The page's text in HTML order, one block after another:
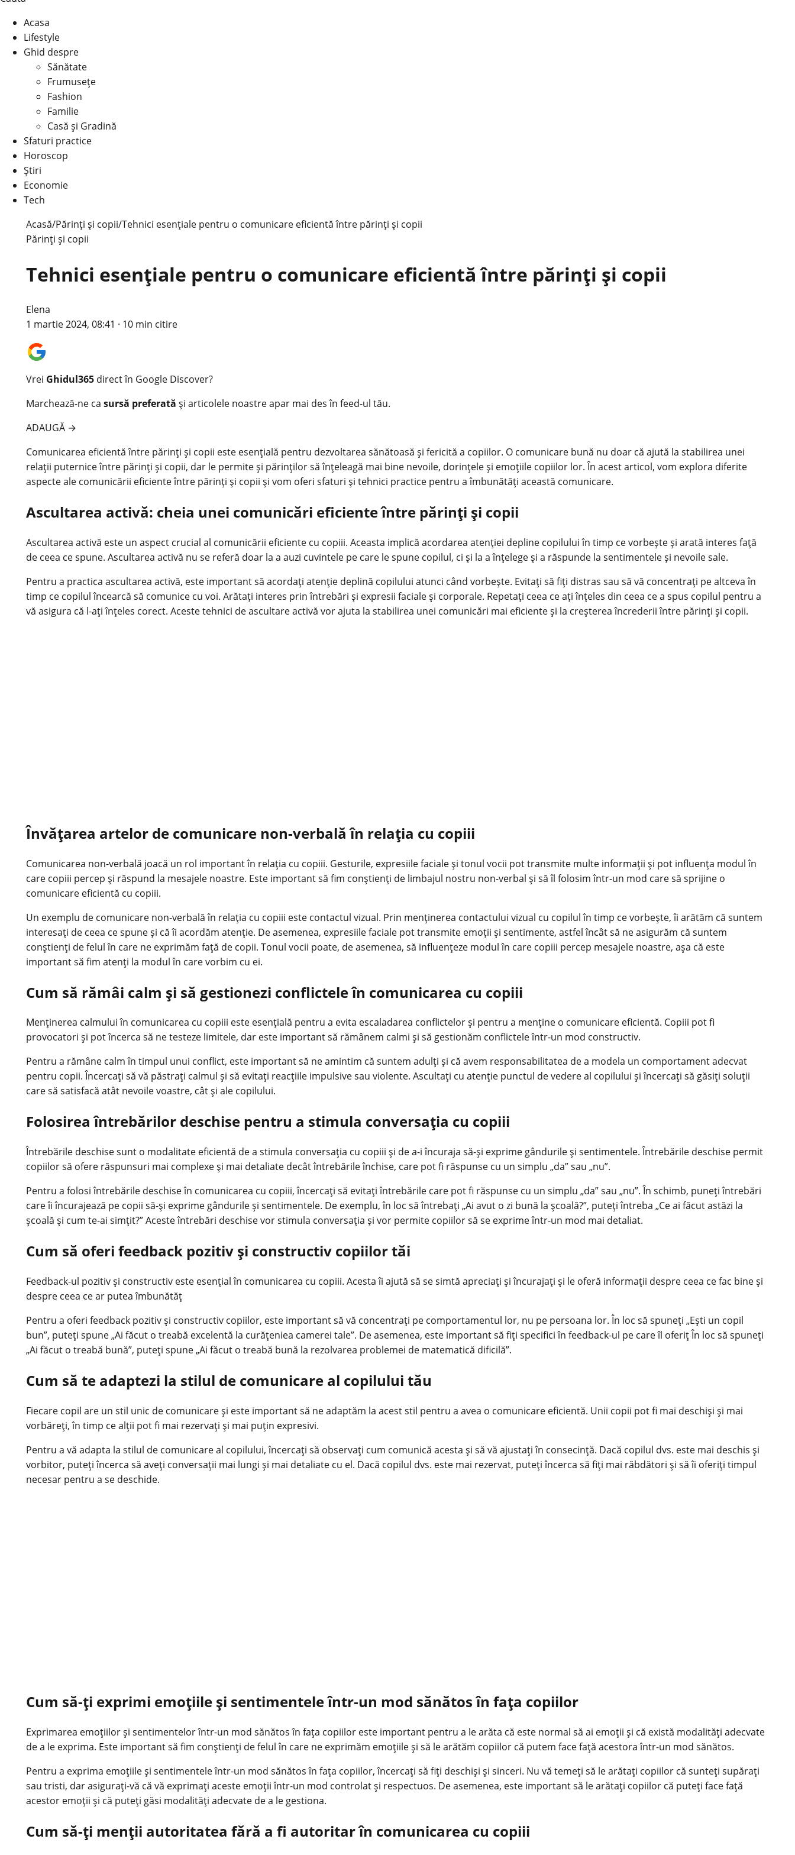
Acasa
Lifestyle
Ghid despre
Sănătate
Frumusețe
Fashion
Familie
Casă şi Gradină
Sfaturi practice
Horoscop
Știri
Economie
Tech
Acasă/Părinți și copii/Tehnici esențiale pentru o comunicare eficientă între părinți și copii
Părinți și copii
Tehnici esențiale pentru o comunicare eficientă între părinți și copii
Elena
1 martie 2024, 08:41 · 10 min citire
Vrei Ghidul365 direct în Google Discover?
Marchează-ne ca sursă preferată și articolele noastre apar mai des în feed-ul tău.
ADAUGĂ →
Comunicarea eficientă între părinți și copii este esențială pentru dezvoltarea sănătoasă și fericită a copiilor. O comunicare bună nu doar că ajută la stabilirea unei
relații puternice între părinți și copii, dar le permite și părinților să înțeleagă mai bine nevoile, dorințele și emoțiile copiilor lor. În acest articol, vom explora diferite
aspecte ale comunicării eficiente între părinți și copii și vom oferi sfaturi și tehnici practice pentru a îmbunătăți această comunicare.
Ascultarea activă: cheia unei comunicări eficiente între părinți și copii
Ascultarea activă este un aspect crucial al comunicării eficiente cu copiii. Aceasta implică acordarea atenției depline copilului în timp ce vorbește și arată interes față
de ceea ce spune. Ascultarea activă nu se referă doar la a auzi cuvintele pe care le spune copilul, ci și la a înțelege și a răspunde la sentimentele și nevoile sale.
Pentru a practica ascultarea activă, este important să acordați atenție deplină copilului atunci când vorbește. Evitați să fiți distras sau să vă concentrați pe altceva în
timp ce copilul încearcă să comunice cu voi. Arătați interes prin întrebări și expresii faciale și corporale. Repetați ceea ce ați înțeles din ceea ce a spus copilul pentru a
vă asigura că l-ați înțeles corect. Aceste tehnici de ascultare activă vor ajuta la stabilirea unei comunicări mai eficiente și la creșterea încrederii între părinți și copii.
Învățarea artelor de comunicare non-verbală în relația cu copiii
Comunicarea non-verbală joacă un rol important în relația cu copiii. Gesturile, expresiile faciale și tonul vocii pot transmite multe informații și pot influența modul în
care copiii percep și răspund la mesajele noastre. Este important să fim conștienți de limbajul nostru non-verbal și să îl folosim într-un mod care să sprijine o
comunicare eficientă cu copiii.
Un exemplu de comunicare non-verbală în relația cu copiii este contactul vizual. Prin menținerea contactului vizual cu copilul în timp ce vorbește, îi arătăm că suntem
interesați de ceea ce spune și că îi acordăm atenție. De asemenea, expresiile faciale pot transmite emoții și sentimente, astfel încât să ne asigurăm că suntem
conștienți de felul în care ne exprimăm față de copii. Tonul vocii poate, de asemenea, să influențeze modul în care copiii percep mesajele noastre, așa că este
important să fim atenți la modul în care vorbim cu ei.
Cum să rămâi calm și să gestionezi conflictele în comunicarea cu copiii
Menținerea calmului în comunicarea cu copiii este esențială pentru a evita escaladarea conflictelor și pentru a menține o comunicare eficientă. Copiii pot fi
provocatori și pot încerca să ne testeze limitele, dar este important să rămânem calmi și să gestionăm conflictele într-un mod constructiv.
Pentru a rămâne calm în timpul unui conflict, este important să ne amintim că suntem adulți și că avem responsabilitatea de a modela un comportament adecvat
pentru copii. Încercați să vă păstrați calmul și să evitați reacțiile impulsive sau violente. Ascultați cu atenție punctul de vedere al copilului și încercați să găsiți soluții
care să satisfacă atât nevoile voastre, cât și ale copilului.
Folosirea întrebărilor deschise pentru a stimula conversația cu copiii
Întrebările deschise sunt o modalitate eficientă de a stimula conversația cu copiii și de a-i încuraja să-și exprime gândurile și sentimentele. Întrebările deschise permit
copiilor să ofere răspunsuri mai complexe și mai detaliate decât întrebările închise, care pot fi răspunse cu un simplu „da” sau „nu”.
Pentru a folosi întrebările deschise în comunicarea cu copiii, încercați să evitați întrebările care pot fi răspunse cu un simplu „da” sau „nu”. În schimb, puneți întrebări
care îi încurajează pe copii să-și exprime gândurile și sentimentele. De exemplu, în loc să întrebați „Ai avut o zi bună la școală?”, puteți întreba „Ce ai făcut astăzi la
școală și cum te-ai simțit?” Aceste întrebări deschise vor stimula conversația și vor permite copiilorsă se exprime într-un mod mai detaliat.
Cum să oferi feedback pozitiv și constructiv copiilor tăi
Feedback-ul pozitiv și constructiv este esențial în comunicarea cu copiii. Acesta îi ajută să se simtă apreciați și încurajați și le oferă informații despre ceea ce fac bine și
despre ceea ce ar putea îmbunătăț
Pentru a oferi feedback pozitiv și constructiv copiilor, este important să vă concentrați pe comportamentul lor, nu pe persoana lor. În loc să spuneți „Ești un copil
bun”, puteți spune „Ai făcut o treabă excelentă la curățeniea camerei tale”. De asemenea, este important să fiți specifici în feedback-ul pe care îl oferiț În loc să spuneți
„Ai făcut o treabă bună”, puteți spune „Ai făcut o treabă bună la rezolvarea problemei de matematică dificilă”.
Cum să te adaptezi la stilul de comunicare al copilului tău
Fiecare copil are un stil unic de comunicare și este important să ne adaptăm la acest stil pentru a avea o comunicare eficientă. Unii copii pot fi mai deschiși și mai
vorbăreți, în timp ce alții pot fi mai rezervați și mai puțin expresivi.
Pentru a vă adapta la stilul de comunicare al copilului, încercați să observați cum comunică acesta și să vă ajustați în consecință. Dacă copilul dvs. este mai deschis și
vorbitor, puteți încerca să aveți conversații mai lungi și mai detaliate cu el. Dacă copilul dvs. este mai rezervat, puteți încerca să fiți mai răbdători și să îi oferiți timpul
necesar pentru a se deschide.
Cum să-ți exprimi emoțiile și sentimentele într-un mod sănătos în fața copiilor
Exprimarea emoțiilor și sentimentelor într-un mod sănătos în fața copiilor este important pentru a le arăta că este normal să ai emoții și că există modalități adecvate
de a le exprima. Este important să fim conștienți de felul în care ne exprimăm emoțiile și să le arătăm copiilor că putem face față acestora într-un mod sănătos.
Pentru a exprima emoțiile și sentimentele într-un mod sănătos în fața copiilor, încercați să fiți deschiși și sinceri. Nu vă temeți să le arătați copiilor că sunteți supărați
sau tristi, dar asigurați-vă că vă exprimați aceste emoții într-un mod controlat și respectuos. De asemenea, este important să le arătați copiilor că puteți face față
acestor emoții și că puteți găsi modalități adecvate de a le gestiona.
Cum să-ți menții autoritatea fără a fi autoritar în comunicarea cu copiii